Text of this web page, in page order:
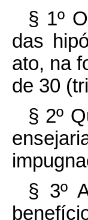
§ 1º
das
ato, na
de 30
§ 2º
§ 3º